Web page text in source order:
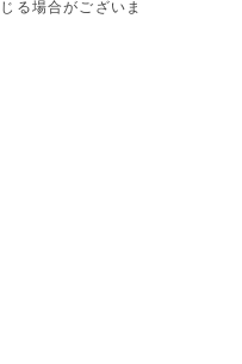
る場合がございま